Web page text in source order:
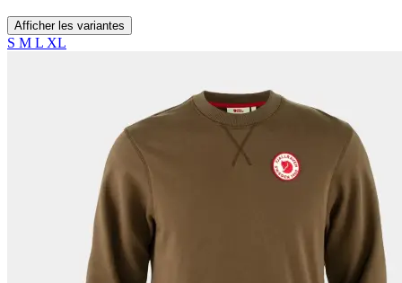
Afficher les variantes
S M L XL